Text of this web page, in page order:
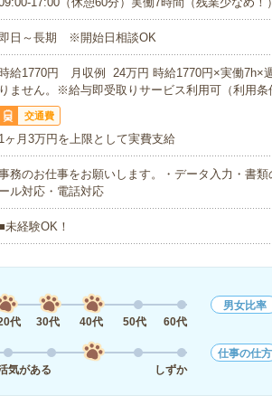
日～長期 ※開始日相談OK
給1770円 月収例 24万円 時給1770円×実働7h×
ません。※給与即受取りサービス利用可（利用条
交通費
ヶ月3万円を上限として実費支給
務のお仕事をお願いします。・データ入力・書
ル対応・電話対応
未経験OK！
代 30代 40代 50代 60代
男女比率
気がある しずか
仕事の仕方